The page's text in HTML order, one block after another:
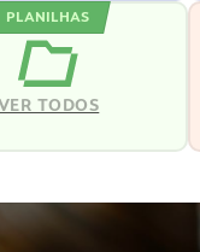
PLANILHAS
TODOS